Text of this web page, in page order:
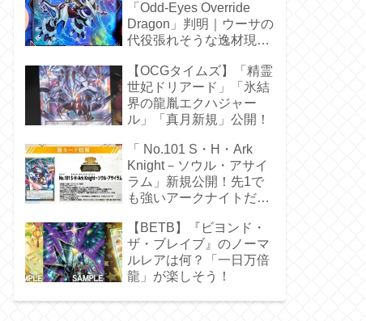
「Odd-Eyes Override
Dragon」判明｜ウーサの
代役張れそうな逸材現
【OCGタイムズ】「精霊
世妃ドリアード」「氷結
界の龍胤エクハジャー
ル」「真月新規」公開！
「 No.101 S・H・Ark
Knight－ソウル・アサイ
ラム」新規公開！先1で
も強いアークナイトだ
【BETB】『ビヨンド・
ザ・ブレイブ』のノーマ
ルレアは何？「一日万倍
龍」が楽しそう！